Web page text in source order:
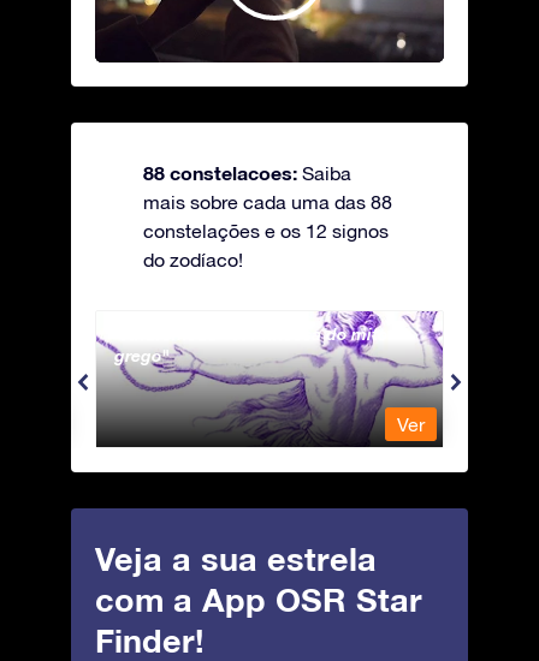
88 constelacoes: Saiba
mais sobre cada uma das 88
constelações e os 12 signos
do zodíaco!
Andromeda - A Princesa do mito
grego
Ver
Veja a sua estrela
com a App OSR Star
Finder!